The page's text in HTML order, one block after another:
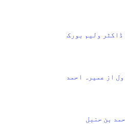
ولیم بورک
از عمیرہ احمد
بن حنبل